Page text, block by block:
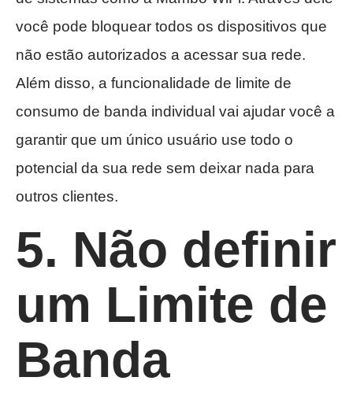
você pode bloquear todos os dispositivos que
não estão autorizados a acessar sua rede.
Além disso, a funcionalidade de limite de
consumo de banda individual vai ajudar você a
garantir que um único usuário use todo o
potencial da sua rede sem deixar nada para
outros clientes.
5. Não definir
um Limite de
Banda